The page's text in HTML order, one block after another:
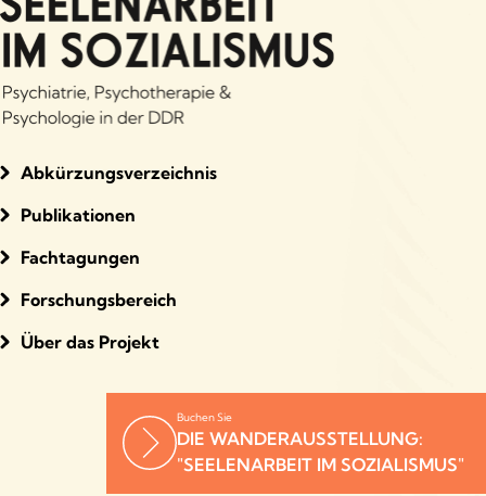
Abkürzungsverzeichnis
Publikationen
Fachtagungen
Forschungsbereich
Über das Projekt
Buchen Sie
DIE WANDERAUSSTELLUNG:
"SEELENARBEIT IM SOZIALISMUS"